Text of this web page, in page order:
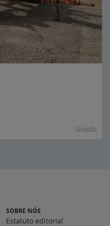
Usado
SOBRE NÓS
Estatuto editorial